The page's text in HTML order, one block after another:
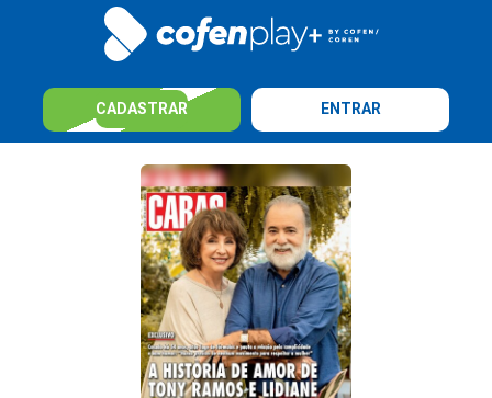
CADASTRAR ENTRAR